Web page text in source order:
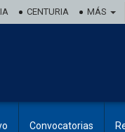
CENTURIA MÁS
Convocatorias